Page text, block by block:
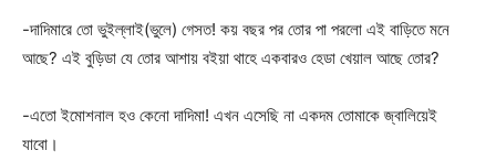
-দাদিমারে তো ভুইল্লাই(ভুলে) গেসত! কয় বছর পর তোর পা পরলো এই বাড়িতে মনে
আছে? এই বুড়িডা যে তোর আশায় বইয়া থাহে একবারও হেডা খেয়াল আছে তোর?
-এতো ইমোশনাল হও কেনো দাদিমা! এখন এসেছি না একদম তোমাকে জ্বালিয়েই
যাবো।